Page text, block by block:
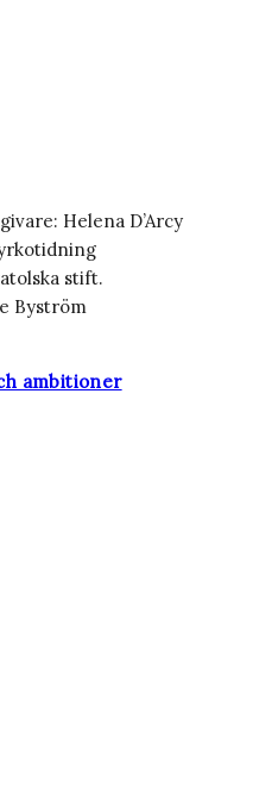
Helena D’Arcy
stift.
Byström
ambitioner